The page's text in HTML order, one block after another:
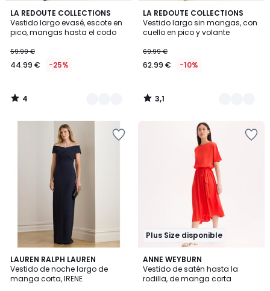
LA REDOUTE COLLECTIONS
Vestido largo evasé, escote en
pico, mangas hasta el codo
59.99 €
44.99 € -25%
4
/
5
2
Colores
4
/
LA REDOUTE COLLECTIONS
Vestido largo sin mangas, con
cuello en pico y volante
69.99 €
62.99 € -10%
3,1
/
5
2
Colores
3,1
/
LAUREN RALPH LAUREN
Vestido de noche largo de
manga corta, IRENE
4,8
/ 5
Plus Size disponible
ANNE WEYBURN
Vestido de satén hasta la
rodilla, de manga corta
5
/
5